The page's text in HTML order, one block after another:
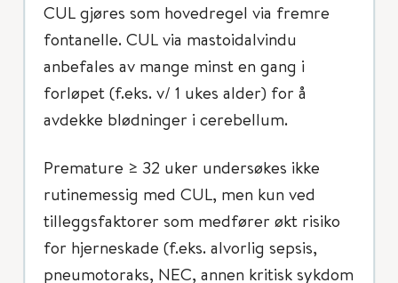
CUL gjøres som hovedregel via fremre
fontanelle. CUL via mastoidalvindu
anbefales av mange minst en gang i
forløpet (f.eks. v/ 1 ukes alder) for å
avdekke blødninger i cerebellum.
Premature ≥ 32 uker undersøkes ikke
rutinemessig med CUL, men kun ved
tilleggsfaktorer som medfører økt risiko
for hjerneskade (f.eks. alvorlig sepsis,
pneumotoraks, NEC, annen kritisk sykdom